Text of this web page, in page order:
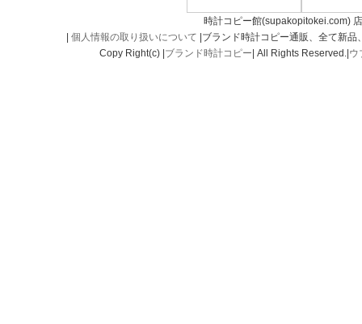
時計コピー館(supakopitokei.com)
個人情報の取り扱いについて |ブランド時計コピー通販、全て新
Copy Right(c) | ブランド時計コピー | All Rights Reserved.| ウ